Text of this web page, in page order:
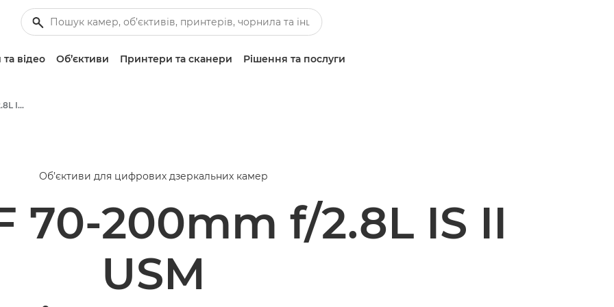
відео Об’єктиви Принтери та сканери Рішення та послуги
Canon EF 70-200mm f/2.8L IS II USM - Об’єктиви — стандартні й для фото
Об’єктиви для цифрових дзеркальних камер
70-200mm f/2.8L IS II
USM